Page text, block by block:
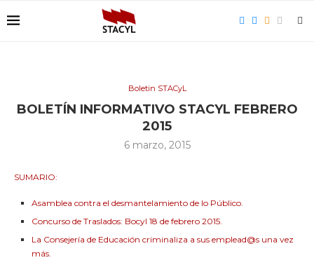
Boletin STACyL
BOLETÍN INFORMATIVO STACYL FEBRERO
2015
6 marzo, 2015
SUMARIO:
Asamblea contra el desmantelamiento de lo Público.
Concurso de Traslados: Bocyl 18 de febrero 2015.
La Consejería de Educación criminaliza a sus emplead@s una vez
más.